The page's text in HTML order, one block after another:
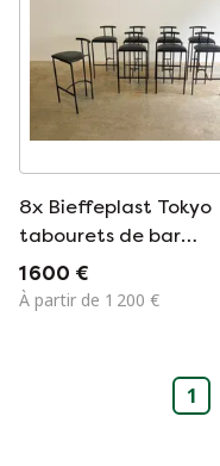
8x Bieffeplast Tokyo
tabourets de bar
design by Rodney
Kinsman Italy
1 600 €
À partir de 1 200 €
1